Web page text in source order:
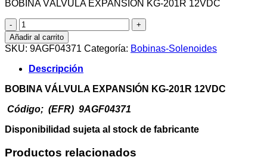
BOBINA VÁLVULA EXPANSIÓN KG-201R 12VDC
BOBINA
VÁLVULA
EXPANSIÓN
KG-
201R
12VDC
cantidad
Añadir al carrito
SKU: 9AGF04371 Categoría: Bobinas-Solenoides
Descripción
BOBINA VÁLVULA EXPANSIÓN KG-201R 12VDC
Código; (EFR) 9AGF04371
Disponibilidad sujeta al stock de fabricante
Productos relacionados